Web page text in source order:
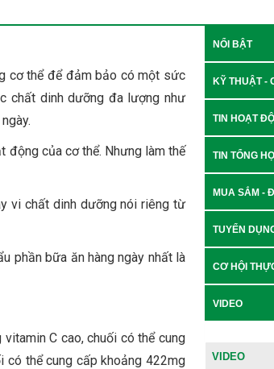
cơ thể để đảm bảo có một sức
chất dinh dưỡng đa lượng như
động của cơ thể. Nhưng làm thế
vi chất dinh dưỡng nói riêng từ
phần bữa ăn hàng ngày nhất là
C cao, chuối có thể cung
có thể cung cấp khoảng 422mg
NỔI BẬT
KỸ THUẬT -
TIN HOẠT
TIN TỔNG
MUA SẮM -
TUYỂN
CƠ HỘI
VIDEO
VIDEO